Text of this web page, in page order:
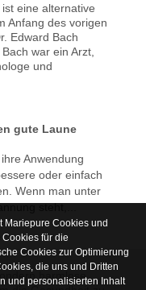
eine alternative
Anfang des vorigen
Edward Bach
war ein Arzt,
und
gute Laune
Anwendung
oder einfach
Wenn man unter
steht,...
harmlose
Mariepure Cookies und
für die
Cookies zur Optimierung
die uns und Dritten
und personalisierten Inhalt